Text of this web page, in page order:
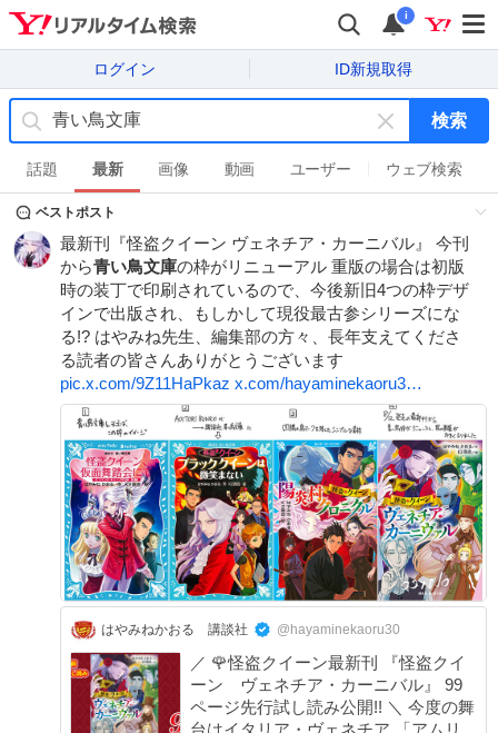
i
ログイン ID新規取得
キ
ー
ワ
ド
を
消
す
検索
話題 最新 画像 動画 ユーザー ウェブ検索
ベストポスト
最新刊『怪盗クイーン ヴェネチア・カーニバル』 今刊
から青い鳥文庫の枠がリニューアル 重版の場合は初版
時の装丁で印刷されているので、今後新旧4つの枠デザ
インで出版され、もしかして現役最古参シリーズにな
る!? はやみね先生、編集部の方々、長年支えてくださ
る読者の皆さんありがとうございます
pic.x.com/9Z11HaPkaz x.com/hayaminekaoru3…
はやみねかおる 講談社 @hayaminekaoru30
／ 🌹怪盗クイーン最新刊 『怪盗クイ
ーン ヴェネチア・カーニバル』 99
ページ先行試し読み公開!! ＼ 今度の舞
台はイタリア・ヴェネチア 「アムリ